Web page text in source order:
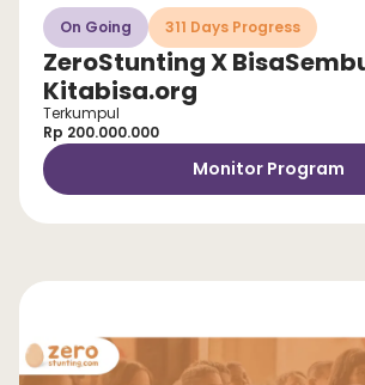
On Going 311 Days Progress
ZeroStunting X
Kitabisa.org
Terkumpul
Rp 200.000.000
Monitor Program